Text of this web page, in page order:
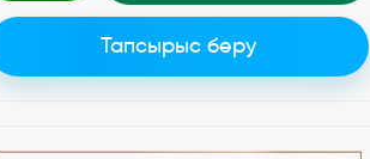
Тапсырыс беру